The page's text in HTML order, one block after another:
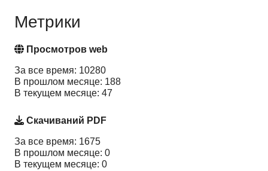
Метрики
Просмотров web
За все время: 10280
В прошлом месяце: 188
В текущем месяце: 47
Скачиваний PDF
За все время: 1675
В прошлом месяце: 0
В текущем месяце: 0